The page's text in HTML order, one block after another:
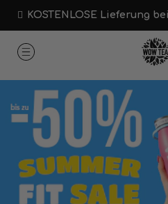
KOSTENLOSE Lieferung